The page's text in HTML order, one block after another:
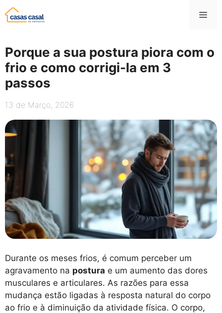
Saltar
para
Porque a sua postura piora com o
frio e como corrigi-la em 3
passos
13 de Março, 2026
Durante os meses frios, é comum perceber um
agravamento na postura e um aumento das dores
musculares e articulares. As razões para essa
mudança estão ligadas à resposta natural do corpo
ao frio e à diminuição da atividade física. O corpo,